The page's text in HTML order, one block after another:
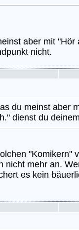
aber mit
nicht.
du meinst aber
dienst du
"Komikern"
nicht mehr an.
es kein